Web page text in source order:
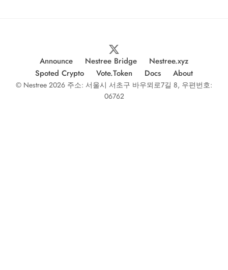
Announce Nestree Bridge
Nestree.xyz
Spoted Crypto
Vote.Token Docs About
© Nestree 2026 주소: 서울시 서초구 바우뫼로7길 8, 우편번호:
06762